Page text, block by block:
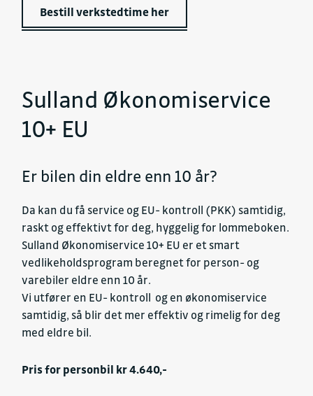
Bestill verkstedtime her
Sulland Økonomiservice
10+ EU
Er bilen din eldre enn 10 år?
Da kan du få service og EU- kontroll (PKK) samtidig,
raskt og effektivt for deg, hyggelig for lommeboken.
Sulland Økonomiservice 10+ EU er et smart
vedlikeholdsprogram beregnet for person- og
varebiler eldre enn 10 år.
Vi utfører en EU- kontroll og en økonomiservice
samtidig, så blir det mer effektiv og rimelig for deg
med eldre bil.
Pris for personbil kr 4.640,-